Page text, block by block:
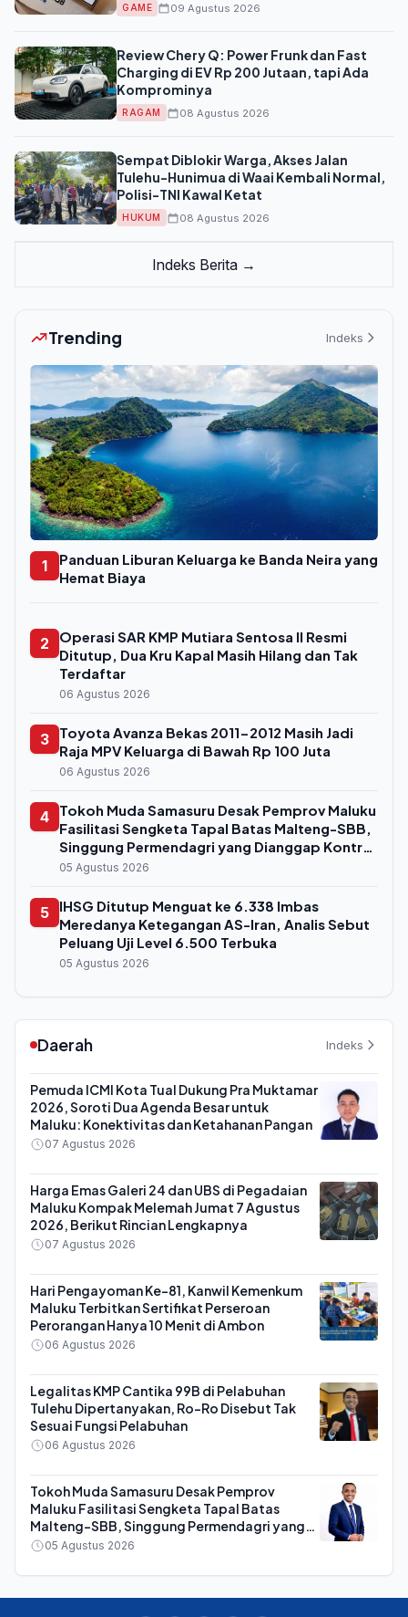
GAME 09 Agustus 2026
Review Chery Q: Power Frunk dan Fast
Charging di EV Rp 200 Jutaan, tapi Ada
Komprominya
RAGAM 08 Agustus 2026
Sempat Diblokir Warga, Akses Jalan
Tulehu-Hunimua di Waai Kembali Normal,
Polisi-TNI Kawal Ketat
HUKUM 08 Agustus 2026
Indeks Berita →
Trending Indeks
1
Panduan Liburan Keluarga ke Banda Neira yang
Hemat Biaya
2
Operasi SAR KMP Mutiara Sentosa II Resmi
Ditutup, Dua Kru Kapal Masih Hilang dan Tak
Terdaftar
06 Agustus 2026
3
Toyota Avanza Bekas 2011-2012 Masih Jadi
Raja MPV Keluarga di Bawah Rp 100 Juta
06 Agustus 2026
4
Tokoh Muda Samasuru Desak Pemprov Maluku
Fasilitasi Sengketa Tapal Batas Malteng-SBB,
Singgung Permendagri yang Dianggap Kontra
Konstitusi
05 Agustus 2026
5
IHSG Ditutup Menguat ke 6.338 Imbas
Meredanya Ketegangan AS-Iran, Analis Sebut
Peluang Uji Level 6.500 Terbuka
05 Agustus 2026
Daerah Indeks
Pemuda ICMI Kota Tual Dukung Pra Muktamar
2026, Soroti Dua Agenda Besar untuk
Maluku: Konektivitas dan Ketahanan Pangan
07 Agustus 2026
Harga Emas Galeri 24 dan UBS di Pegadaian
Maluku Kompak Melemah Jumat 7 Agustus
2026, Berikut Rincian Lengkapnya
07 Agustus 2026
Hari Pengayoman Ke-81, Kanwil Kemenkum
Maluku Terbitkan Sertifikat Perseroan
Perorangan Hanya 10 Menit di Ambon
06 Agustus 2026
Legalitas KMP Cantika 99B di Pelabuhan
Tulehu Dipertanyakan, Ro-Ro Disebut Tak
Sesuai Fungsi Pelabuhan
06 Agustus 2026
Tokoh Muda Samasuru Desak Pemprov
Maluku Fasilitasi Sengketa Tapal Batas
Malteng-SBB, Singgung Permendagri yang
Dianggap Kontra Konstitusi
05 Agustus 2026